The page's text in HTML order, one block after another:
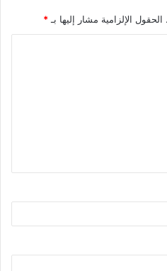
الحقول الإلزامية مشار إليها بـ *